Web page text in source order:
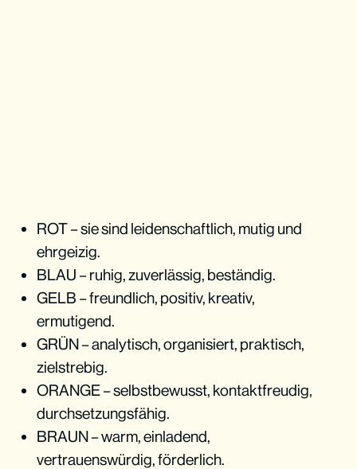
ROT – sie sind leidenschaftlich, mutig und
ehrgeizig.
BLAU – ruhig, zuverlässig, beständig.
GELB – freundlich, positiv, kreativ,
ermutigend.
GRÜN – analytisch, organisiert, praktisch,
zielstrebig.
ORANGE – selbstbewusst, kontaktfreudig,
durchsetzungsfähig.
BRAUN – warm, einladend,
vertrauenswürdig, förderlich.